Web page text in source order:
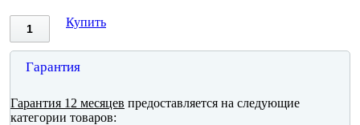
Купить
Гарантия
Гарантия 12 месяцев предоставляется на следующие
категории товаров: